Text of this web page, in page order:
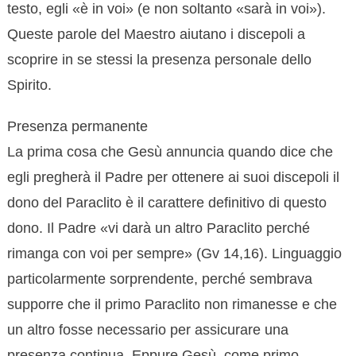
testo, egli «è in voi» (e non soltanto «sarà in voi»).
Queste parole del Maestro aiutano i discepoli a
scoprire in se stessi la presenza personale dello
Spirito.
Presenza permanente
La prima cosa che Gesù annuncia quando dice che
egli pregherà il Padre per ottenere ai suoi discepoli il
dono del Paraclito è il carattere definitivo di questo
dono. Il Padre «vi darà un altro Paraclito perché
rimanga con voi per sempre» (Gv 14,16). Linguaggio
particolarmente sorprendente, perché sembrava
supporre che il primo Paraclito non rimanesse e che
un altro fosse necessario per assicurare una